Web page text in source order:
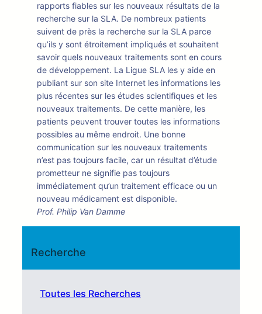
rapports fiables sur les nouveaux résultats de la
recherche sur la SLA. De nombreux patients
suivent de près la recherche sur la SLA parce
qu’ils y sont étroitement impliqués et souhaitent
savoir quels nouveaux traitements sont en cours
de développement. La Ligue SLA les y aide en
publiant sur son site Internet les informations les
plus récentes sur les études scientifiques et les
nouveaux traitements. De cette manière, les
patients peuvent trouver toutes les informations
possibles au même endroit. Une bonne
communication sur les nouveaux traitements
n’est pas toujours facile, car un résultat d’étude
prometteur ne signifie pas toujours
immédiatement qu’un traitement efficace ou un
nouveau médicament est disponible.
Prof. Philip Van Damme
Recherche
Toutes les Recherches